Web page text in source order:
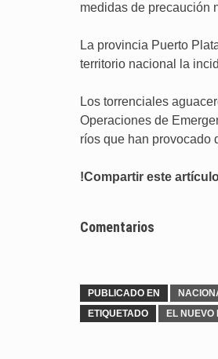
medidas de precaución
La provincia Puerto
territorio nacional la
Los torrenciales
Operaciones de
ríos que han provocado
!Compartir este
Comentarios
PUBLICADO EN
ETIQUETADO
EL NUEVO